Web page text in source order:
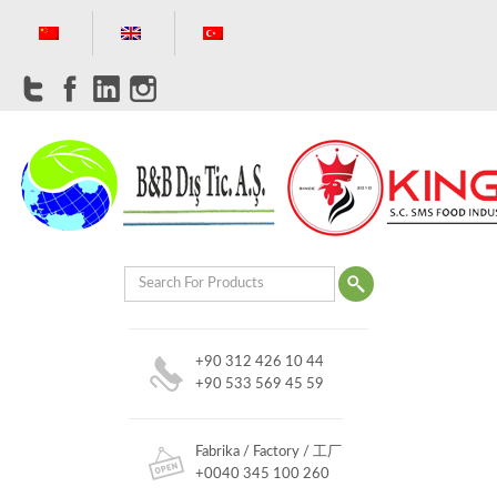
+90 312 426 10 44
+90 533 569 45 59
Fabrika / Factory / 工厂
+0040 345 100 260